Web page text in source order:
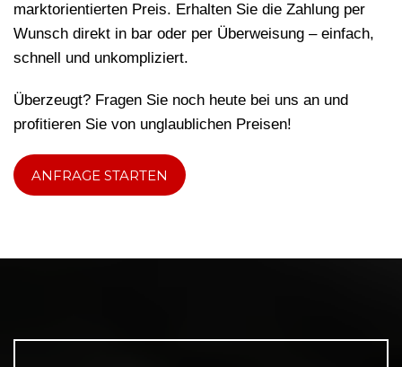
marktorientierten Preis. Erhalten Sie die Zahlung per
Wunsch direkt in bar oder per Überweisung – einfach,
schnell und unkompliziert.
Überzeugt? Fragen Sie noch heute bei uns an und
profitieren Sie von unglaublichen Preisen!
ANFRAGE STARTEN